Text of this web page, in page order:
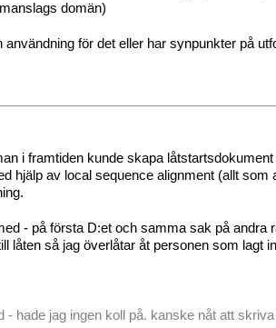
domän)
för det eller har synpunkter på
i framtiden kunde skapa
hjälp av local sequence alignment (allt
- på första D:et och samma sak på
låten så jag överlåtar åt personen som lagt
hade jag ingen koll på. kanske nåt att